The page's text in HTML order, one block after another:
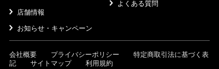
店舗情報
お知らせ・キャンペーン
よくある質問
会社概要 プライバシーポリシー
特定商取引法に基づく表
記
サイトマップ 利用規約